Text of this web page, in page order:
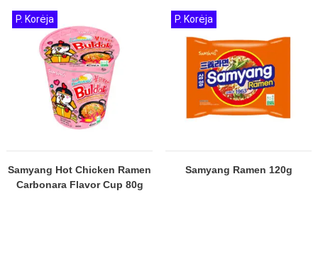
Samyang Hot Chicken Ramen
Carbonara Flavor Cup 80g
P. Korėja
Samyang Ramen 120g
P. Korėja